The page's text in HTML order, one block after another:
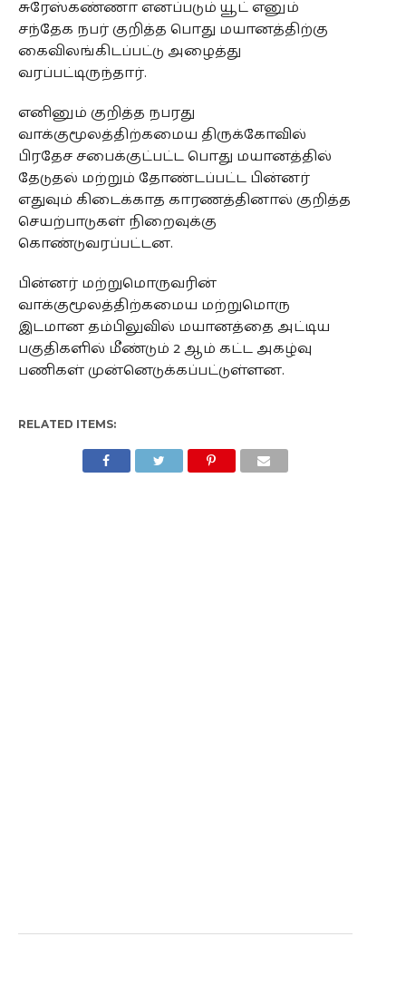
சுரேஸ்கண்ணா எனப்படும் யூட் எனும்
சந்தேக நபர் குறித்த பொது மயானத்திற்கு
கைவிலங்கிடப்பட்டு அழைத்து
வரப்பட்டிருந்தார்.
எனினும் குறித்த நபரது
வாக்குமூலத்திற்கமைய திருக்கோவில்
பிரதேச சபைக்குட்பட்ட பொது மயானத்தில்
தேடுதல் மற்றும் தோண்டப்பட்ட பின்னர்
எதுவும் கிடைக்காத காரணத்தினால் குறித்த
செயற்பாடுகள் நிறைவுக்கு
கொண்டுவரப்பட்டன.
பின்னர் மற்றுமொருவரின்
வாக்குமூலத்திற்கமைய மற்றுமொரு
இடமான தம்பிலுவில் மயானத்தை அட்டிய
பகுதிகளில் மீண்டும் 2 ஆம் கட்ட அகழ்வு
பணிகள் முன்னெடுக்கப்பட்டுள்ளன.
RELATED ITEMS: